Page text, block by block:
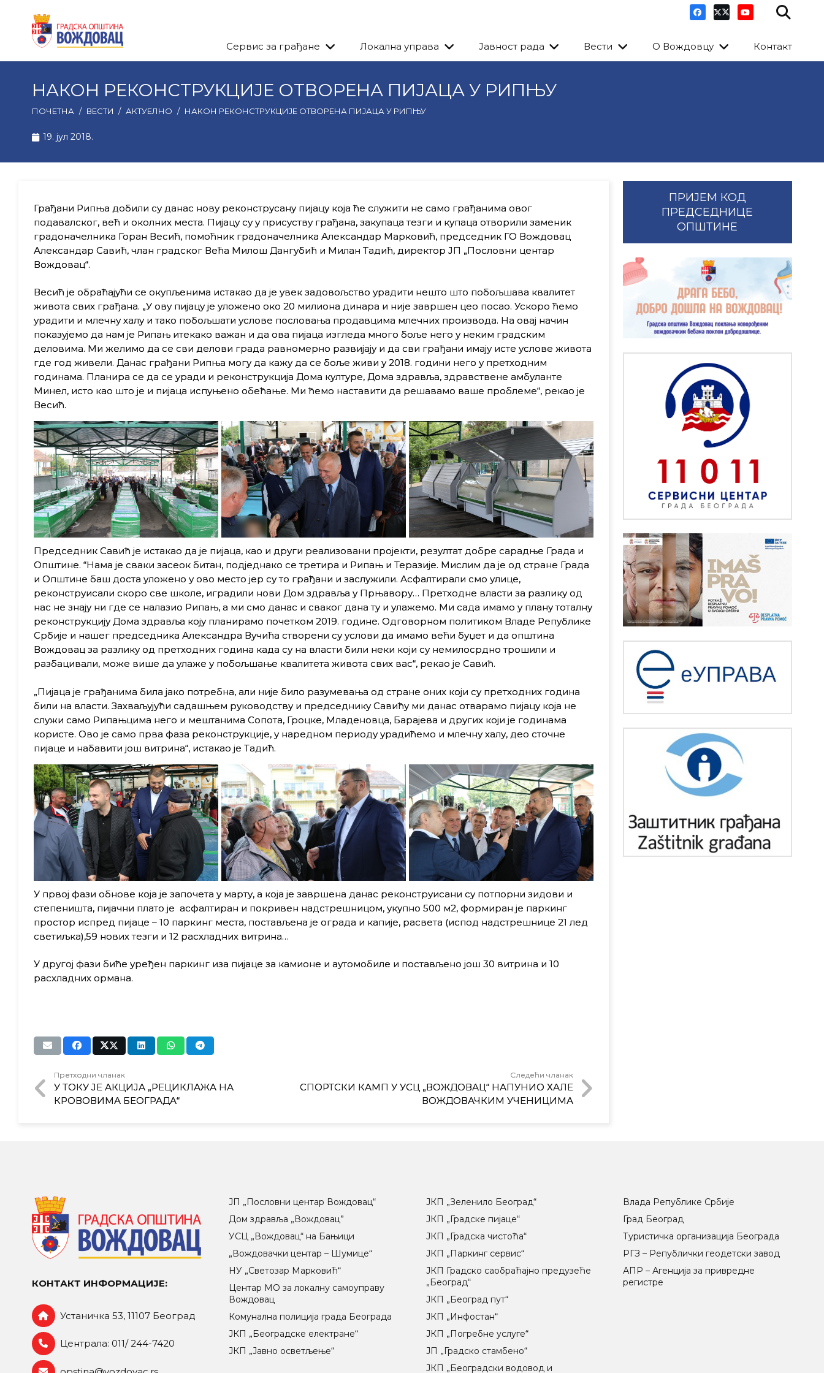
Сервис за грађане Локална управа Јавност рада Вести О Вождовцу Контакт
НАКОН РЕКОНСТРУКЦИЈЕ ОТВОРЕНА ПИЈАЦА У РИПЊУ
ПОЧЕТНА / ВЕСТИ / АКТУЕЛНО / НАКОН РЕКОНСТРУКЦИЈЕ ОТВОРЕНА ПИЈАЦА У РИПЊУ
19. јул 2018.
Грађани Рипња добили су данас нову реконструсану пијацу која ће служити не само грађанима овог
подавалског, већ и околних места. Пијацу су у присуству грађана, закупаца тезги и купаца отворили заменик
градоначелника Горан Весић, помоћник градоначелника Александар Марковић, председник ГО Вождовац
Александар Савић, члан градског Већа Милош Дангубић и Милан Тадић, директор ЈП „Пословни центар
Вождовац“.
Весић је обраћајући се окупљенима истакао да је увек задовољство урадити нешто што побољшава квалитет
живота свих грађана. „У ову пијацу је уложено око 20 милиона динара и није завршен цео посао. Ускоро ћемо
урадити и млечну халу и тако побољшати услове пословања продавцима млечних производа. На овај начин
показујемо да нам је Рипањ итекако важан и да ова пијаца изгледа много боље него у неким градским
деловима. Ми желимо да се сви делови града равномерно развијају и да сви грађани имају исте услове живота
где год живели. Данас грађани Рипња могу да кажу да се боље живи у 2018. години него у претходним
годинама. Планира се да се уради и реконструкција Дома културе, Дома здравља, здравствене амбуланте
Минел, исто као што је и пијаца испуњено обећање. Ми ћемо наставити да решавамо ваше проблеме“, рекао је
Весић.
Председник Савић је истакао да је пијаца, као и други реализовани пројекти, резултат добре сарадње Града и
Општине. “Нама је сваки засеок битан, подједнако се третира и Рипањ и Теразије. Мислим да је од стране Града
и Општине баш доста уложено у ово место јер су то грађани и заслужили. Асфалтирали смо улице,
реконструисали скоро све школе, иградили нови Дом здравља у Прњавору… Претходне власти за разлику од
нас не знају ни где се налазио Рипањ, а ми смо данас и сваког дана ту и улажемо. Ми сада имамо у плану тоталну
реконструкцију Дома здравља коју планирамо почетком 2019. године. Одговорном политиком Владе Републике
Србије и нашег председника Александра Вучића створени су услови да имамо већи буџет и да општина
Вождовац за разлику од претходних година када су на власти били неки који су немилосрдно трошили и
разбацивали, може више да улаже у побољшање квалитета живота свих вас“, рекао је Савић.
„Пијаца је грађанима била јако потребна, али није било разумевања од стране оних који су претходних година
били на власти. Захваљујући садашњем руководству и председнику Савићу ми данас отварамо пијацу која не
служи само Рипањцима него и мештанима Сопота, Гроцке, Младеновца, Барајева и других који је годинама
користе. Ово је само прва фаза реконструкције, у наредном периоду урадићемо и млечну халу, део сточне
пијаце и набавити још витрина“, истакао је Тадић.
У првој фази обнове која је започета у марту, a која је завршена данас реконструисани су потпорни зидови и
степеништа, пијачни плато је асфалтиран и покривен надстрешницом, укупно 500 м2, формиран је паркинг
простор испред пијаце – 10 паркинг места, постављена је ограда и капије, расвета (испод надстрешнице 21 лед
светиљка),59 нових тезги и 12 расхладних витрина…
У другој фази биће уређен паркинг иза пијаце за камионе и аутомобиле и постављено још 30 витрина и 10
расхладних ормана.
Претходни чланак
У ТОКУ ЈЕ АКЦИЈА „РЕЦИКЛАЖА НА
КРОВОВИМА БЕОГРАДА“
Следећи чланак
СПОРТСКИ КАМП У УСЦ „ВОЖДОВАЦ“ НАПУНИО ХАЛЕ
ВОЖДОВАЧКИМ УЧЕНИЦИМА
ПРИЈЕМ КОД
ПРЕДСЕДНИЦЕ
ОПШТИНЕ
КОНТАКТ ИНФОРМАЦИЈЕ:
Устаничка 53, 11107 Београд
Централа: 011/ 244-7420
ЈП „Пословни центар Вождовац“
Дом здравља „Вождовац”
УСЦ „Вождовац“ на Бањици
„Вождовачки центар – Шумице“
НУ „Светозар Марковић“
Центар МO за локалну самоуправу
Вождовац
Комунална полиција града Београда
ЈКП „Београдске електране“
ЈКП „Јавно осветљење“
ЈКП „Зеленило Београд“
ЈКП „Градске пијаце“
ЈКП „Градска чистоћа“
ЈКП „Паркинг сервис“
ЈКП Градско саобраћајно предузеће
„Београд“
ЈКП „Београд пут“
ЈКП „Инфостан“
ЈКП „Погребне услуге“
ЈП „Градско стамбено“
ЈКП „Београдски водовод и
Влада Републике Србије
Град Београд
Туристичка организација Београда
РГЗ – Републички геодетски завод
АПР – Агенција за привредне
регистре